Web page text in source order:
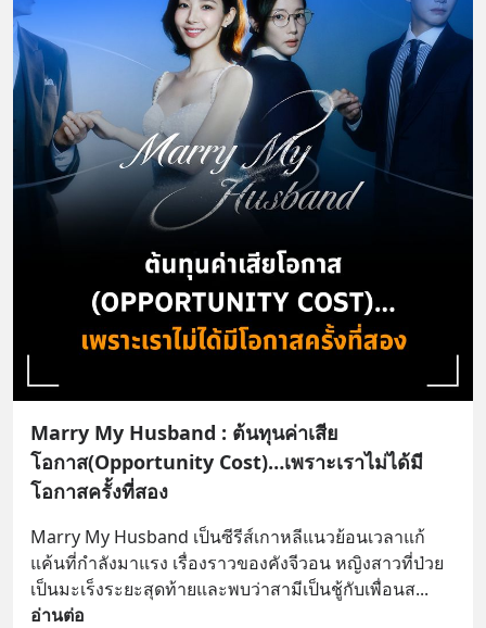
Marry My Husband : ต้นทุนค่าเสีย
โอกาส(Opportunity Cost)…เพราะเราไม่ได้มี
โอกาสครั้งที่สอง
Marry My Husband เป็นซีรีส์เกาหลีแนวย้อนเวลาแก้
แค้นที่กำลังมาแรง เรื่องราวของคังจีวอน หญิงสาวที่ป่วย
เป็นมะเร็งระยะสุดท้ายและพบว่าสามีเป็นชู้กับเพื่อนส
อ่านต่อ